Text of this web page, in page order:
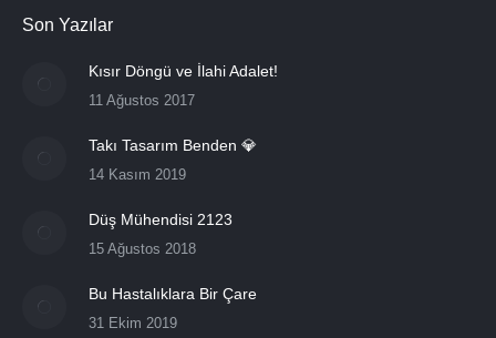
Son Yazılar
Kısır Döngü ve İlahi Adalet!
11 Ağustos 2017
Takı Tasarım Benden 💎
14 Kasım 2019
Düş Mühendisi 2123
15 Ağustos 2018
Bu Hastalıklara Bir Çare
31 Ekim 2019